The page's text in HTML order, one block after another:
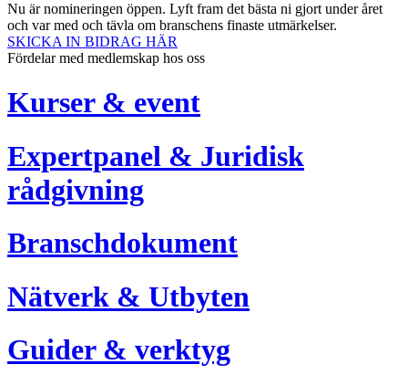
Nu är nomineringen öppen. Lyft fram det bästa ni gjort under året
och var med och tävla om branschens finaste utmärkelser.
SKICKA IN BIDRAG HÄR
Fördelar med medlemskap hos oss
Kurser & event
Expertpanel & Juridisk
rådgivning
Branschdokument
Nätverk & Utbyten
Guider & verktyg